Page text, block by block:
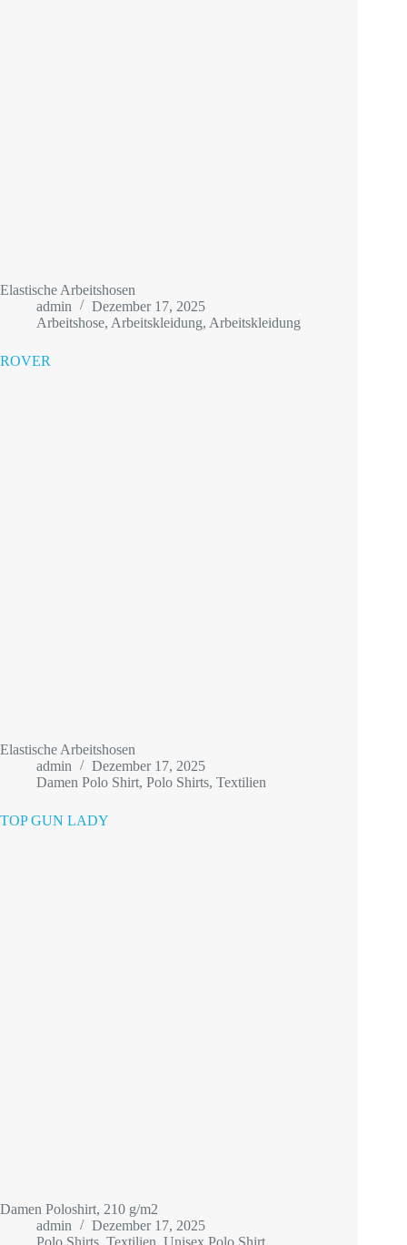
Elastische Arbeitshosen
admin
Dezember 17, 2025
Arbeitshose, Arbeitskleidung, Arbeitskleidung
ROVER
Elastische Arbeitshosen
admin
Dezember 17, 2025
Damen Polo Shirt, Polo Shirts, Textilien
TOP GUN LADY
Damen Poloshirt, 210 g/m2
admin
Dezember 17, 2025